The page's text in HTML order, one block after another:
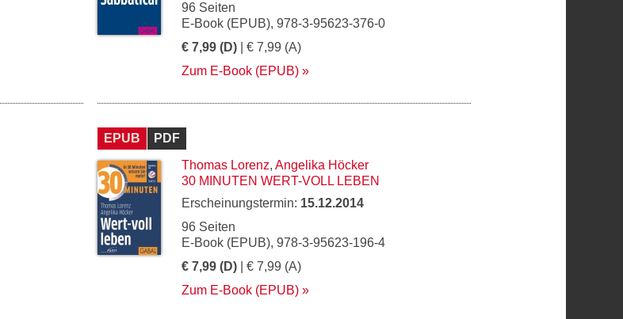
96 Seiten
E-Book (EPUB), 978-3-95623-376-0
€ 7,99 (D) | € 7,99 (A)
Zum E-Book (EPUB)
EPUB
PDF
Thomas Lorenz, Angelika Höcker
30 MINUTEN WERT-VOLL LEBEN
Erscheinungstermin: 15.12.2014
96 Seiten
E-Book (EPUB), 978-3-95623-196-4
€ 7,99 (D) | € 7,99 (A)
Zum E-Book (EPUB)